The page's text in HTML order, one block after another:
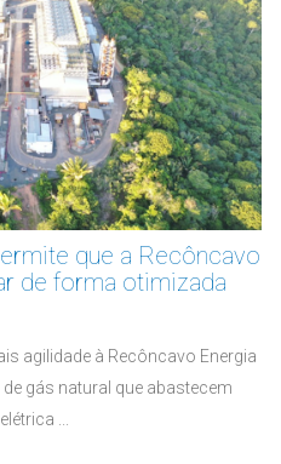
que a Recôncavo
de forma otimizada
agilidade à Recôncavo Energia
gás natural que abastecem
...